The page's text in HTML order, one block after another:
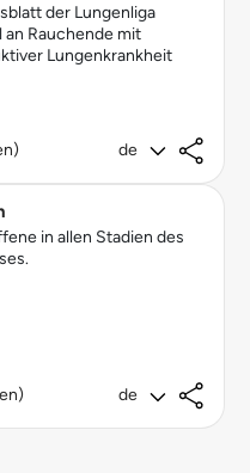
der Lungenliga
Rauchende mit
Lungenkrankheit
de
in allen Stadien des
de